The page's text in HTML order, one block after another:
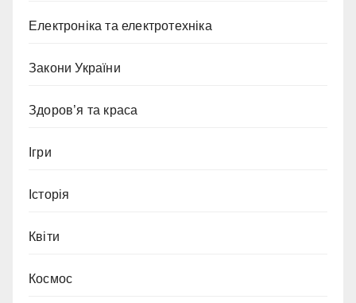
Електроніка та електротехніка
Закони України
Здоров’я та краса
Ігри
Історія
Квіти
Космос